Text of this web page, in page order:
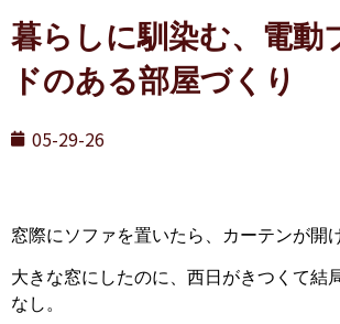
暮らしに馴染む、電動
ドのある部屋づくり
05-29-26
窓際にソファを置いたら、カーテンが開
大きな窓にしたのに、西日がきつくて結
なし。